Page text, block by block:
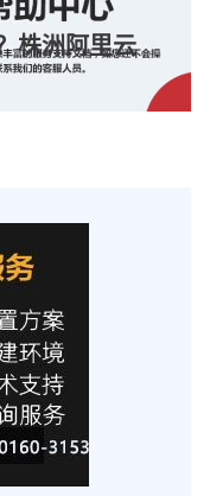
株洲阿里云